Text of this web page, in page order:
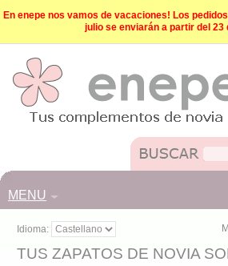
En enepe nos vamos de vacaciones! Los
julio se enviarán a partir del 23
MENU
Idioma:
TUS ZAPATOS DE NOVIA